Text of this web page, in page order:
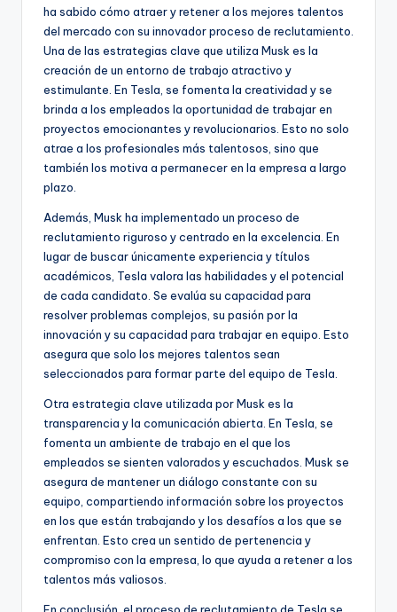
ha sabido cómo atraer y retener a los mejores talentos
del mercado con su innovador proceso de reclutamiento.
Una de las estrategias clave que utiliza Musk es la
creación de un entorno de trabajo atractivo y
estimulante. En Tesla, se fomenta la creatividad y se
brinda a los empleados la oportunidad de trabajar en
proyectos emocionantes y revolucionarios. Esto no solo
atrae a los profesionales más talentosos, sino que
también los motiva a permanecer en la empresa a largo
plazo.
Además, Musk ha implementado un proceso de
reclutamiento riguroso y centrado en la excelencia. En
lugar de buscar únicamente experiencia y títulos
académicos, Tesla valora las habilidades y el potencial
de cada candidato. Se evalúa su capacidad para
resolver problemas complejos, su pasión por la
innovación y su capacidad para trabajar en equipo. Esto
asegura que solo los mejores talentos sean
seleccionados para formar parte del equipo de Tesla.
Otra estrategia clave utilizada por Musk es la
transparencia y la comunicación abierta. En Tesla, se
fomenta un ambiente de trabajo en el que los
empleados se sienten valorados y escuchados. Musk se
asegura de mantener un diálogo constante con su
equipo, compartiendo información sobre los proyectos
en los que están trabajando y los desafíos a los que se
enfrentan. Esto crea un sentido de pertenencia y
compromiso con la empresa, lo que ayuda a retener a los
talentos más valiosos.
En conclusión, el proceso de reclutamiento de Tesla se